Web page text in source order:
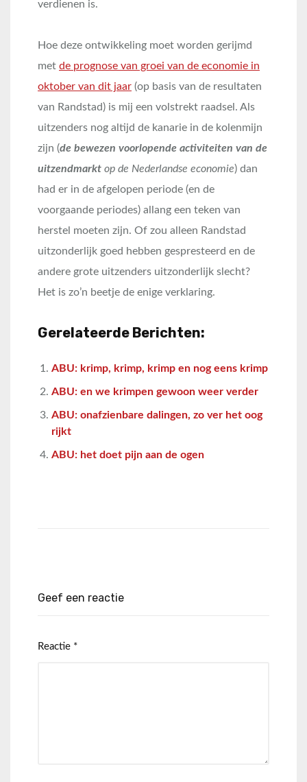
verdienen is.
Hoe deze ontwikkeling moet worden gerijmd
met de prognose van groei van de economie in
oktober van dit jaar (op basis van de resultaten
van Randstad) is mij een volstrekt raadsel. Als
uitzenders nog altijd de kanarie in de kolenmijn
zijn (de bewezen voorlopende activiteiten van de
uitzendmarkt op de Nederlandse economie) dan
had er in de afgelopen periode (en de
voorgaande periodes) allang een teken van
herstel moeten zijn. Of zou alleen Randstad
uitzonderlijk goed hebben gespresteerd en de
andere grote uitzenders uitzonderlijk slecht?
Het is zo’n beetje de enige verklaring.
Gerelateerde Berichten:
ABU: krimp, krimp, krimp en nog eens krimp
ABU: en we krimpen gewoon weer verder
ABU: onafzienbare dalingen, zo ver het oog
rijkt
ABU: het doet pijn aan de ogen
Geef een reactie
Reactie *